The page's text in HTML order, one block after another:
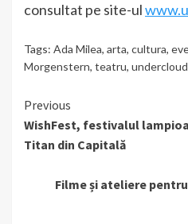
consultat pe site-ul
Tags: Ada Milea, arta, cultura,
Morgenstern, teatru, undercloud
Continue
Reading
Previous
WishFest, festivalul
Titan din Capitală
Filme și ateliere